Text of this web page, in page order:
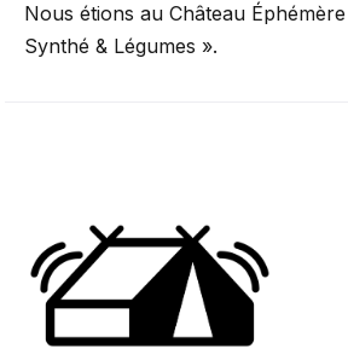
Nous étions au Château
Synthé & Légumes ».